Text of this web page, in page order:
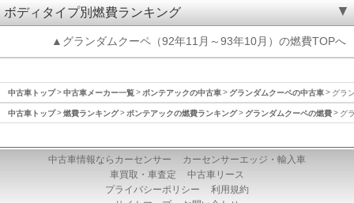
ボディタイプ別燃費ランキング
▲グランダムクーペ（92年11月～93年10月）の燃費TOPへ
中古車トップ 中古車メーカー一覧 ポンテアックの中古車 グランダムクーペの中古車 グラ
中古車トップ 燃費ランキング ポンテアックの燃費ランキング グランダムクーペの燃費 グ
中古車情報ならカーセンサー
カーセンサーエッジ・輸入車
車買取・車査定
中古車リース
プライバシーポリシー
利用規約